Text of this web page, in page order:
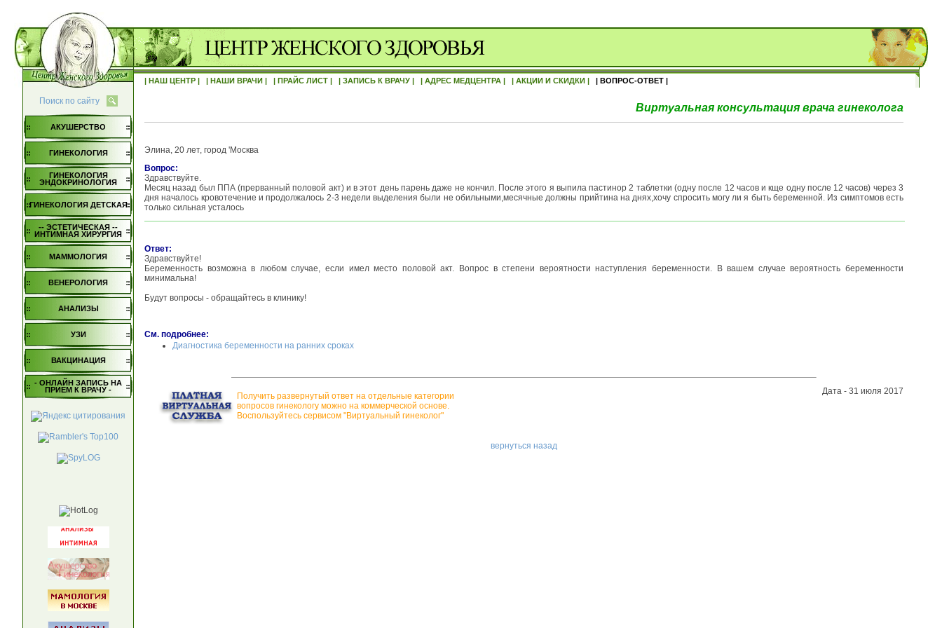
| НАШ ЦЕНТР | | НАШИ ВРАЧИ | | ПРАЙС ЛИСТ | | ЗАПИСЬ К ВРАЧУ | | АДРЕС МЕДЦЕНТРА | | АКЦИИ И СКИДКИ | | ВОПРОС-ОТВЕТ |
Поиск по сайту
АКУШЕРСТВО
ГИНЕКОЛОГИЯ
ГИНЕКОЛОГИЯ
ЭНДОКРИНОЛОГИЯ
ГИНЕКОЛОГИЯ ДЕТСКАЯ
-- ЭСТЕТИЧЕСКАЯ --
ИНТИМНАЯ ХИРУРГИЯ
МАММОЛОГИЯ
ВЕНЕРОЛОГИЯ
АНАЛИЗЫ
УЗИ
ВАКЦИНАЦИЯ
- ОНЛАЙН ЗАПИСЬ НА
ПРИЕМ К ВРАЧУ -
Виртуальная консультация врача гинеколога
Элина, 20 лет, город 'Москва
Вопрос:
Здравствуйте.
Месяц назад был ППА (прерванный половой акт) и в этот день парень даже не кончил. После этого я выпила пастинор 2 таблетки (одну после 12 часов и кще одну после 12 часов) через 3
дня началось кровотечение и продолжалось 2-3 недели выделения были не обильными,месячные должны прийтина на днях,хочу спросить могу ли я быть беременной. Из симптомов есть
только сильная усталось
Ответ:
Здравствуйте!
Беременность возможна в любом случае, если имел место половой акт. Вопрос в степени вероятности наступления беременности. В вашем случае вероятность беременности
минимальна!
Будут вопросы - обращайтесь в клинику!
См. подробнее:
Диагностика беременности на ранних сроках
Получить развернутый ответ на отдельные категории
вопросов гинекологу можно на коммерческой основе.
Воспользуйтесь сервисом "Виртуальный гинеколог"
Дата - 31 июля 2017
вернуться назад